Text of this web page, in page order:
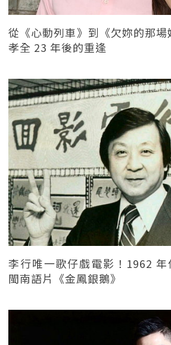
從《心動列車》到《欠妳的那
孝全 23 年後的重逢
李行唯一歌仔戲電影！1962
閩南語片《金鳳銀鵝》